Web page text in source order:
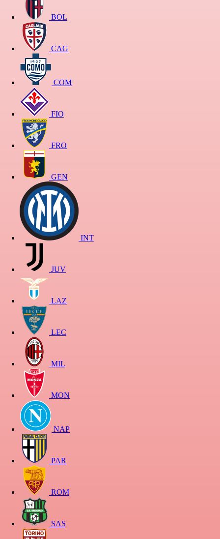
BOL
CAG
COM
FIO
FRO
GEN
INT
JUV
LAZ
LEC
MIL
MON
NAP
PAR
ROM
SAS